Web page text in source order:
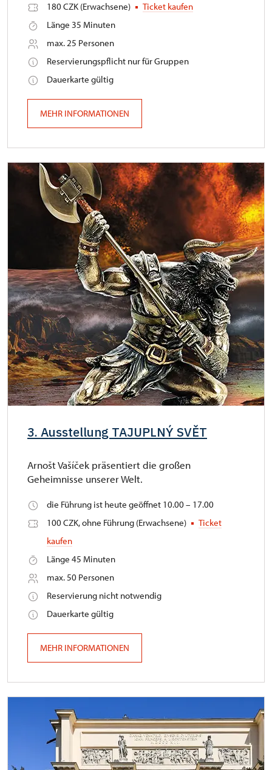
180 CZK (Erwachsene)
Ticket kaufen
Länge 35 Minuten
max. 25 Personen
Reservierungspflicht nur für Gruppen
Dauerkarte gültig
MEHR INFORMATIONEN
3. Ausstellung TAJUPLNÝ SVĚT
Arnošt Vašíček präsentiert die großen
Geheimnisse unserer Welt.
die Führung ist heute geöffnet 10.00 – 17.00
100 CZK, ohne Führung (Erwachsene)
Ticket
kaufen
Länge 45 Minuten
max. 50 Personen
Reservierung nicht notwendig
Dauerkarte gültig
MEHR INFORMATIONEN